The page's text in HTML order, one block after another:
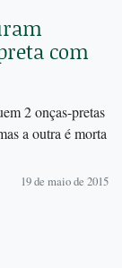
com
2 onças-pretas
a outra é morta
19 de maio de 2015